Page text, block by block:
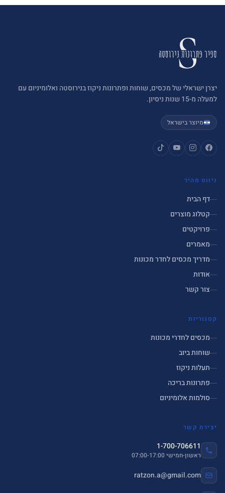
יצרן ישראלי של מכסים, שוחות ופתרונות ניקוז בנירוסטה ואלומיניום עם
למעלה מ-15 שנות ניסיון.
מיוצר בישראל
ניווט מהיר
דף הבית
קטלוג מוצרים
פרויקטים
מאמרים
מדריך מכסים לחדר מכונות
אודות
צור קשר
קטגוריות
מכסים לחדרי מכונות
שוחות ביוב
תעלות ניקוז
פתרונות בריכה
סולמות אלומיניום
יצירת קשר
1-700-706611
ראשון-חמישי 07:00-17:00
ratzon.a@gmail.com